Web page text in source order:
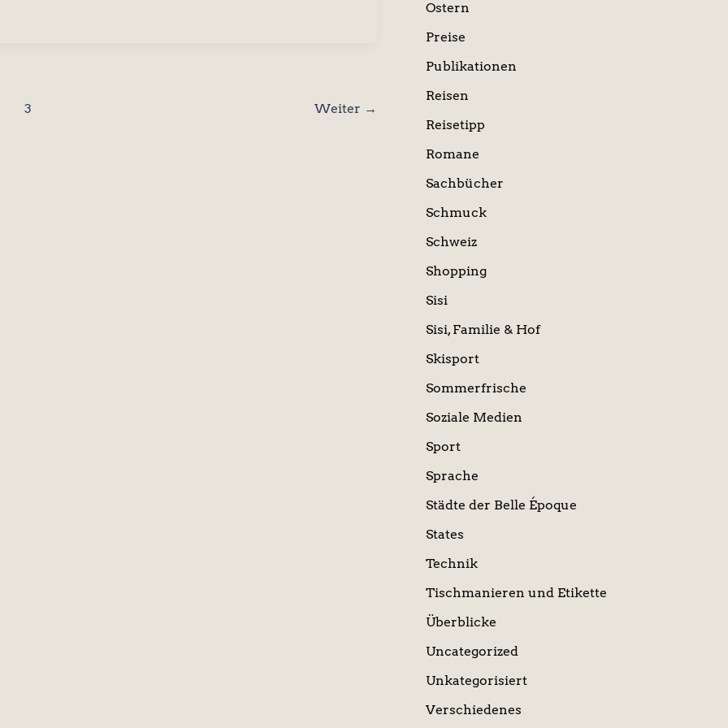
3 Weiter →
Ostern
Preise
Publikationen
Reisen
Reisetipp
Romane
Sachbücher
Schmuck
Schweiz
Shopping
Sisi
Sisi, Familie & Hof
Skisport
Sommerfrische
Soziale Medien
Sport
Sprache
Städte der Belle Époque
States
Technik
Tischmanieren und Etikette
Überblicke
Uncategorized
Unkategorisiert
Verschiedenes